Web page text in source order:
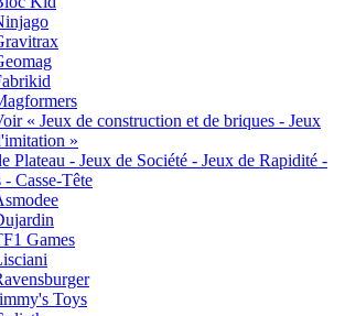
« Jeux de construction et de briques - Jeux
»
Plateau - Jeux de Société - Jeux de Rapidité -
- Casse-Tête
Games
Toys